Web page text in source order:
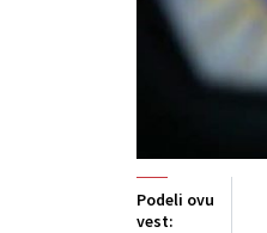
Podeli ovu
vest: